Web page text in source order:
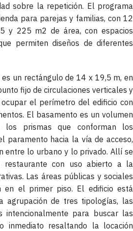
sobre la repetición. El programa
para parejas y familias, con 12
y 225 m2 de área, con espacios
permiten diseños de diferentes
un rectángulo de 14 x 19,5 m, en
fijo de circulaciones verticales y
el perímetro del edificio con
El basamento es un volumen
los prismas que conforman los
paramento hacia la vía de acceso,
entre lo urbano y lo privado. Allí se
restaurante con uso abierto a la
Las áreas públicas y sociales
en el primer piso. El edificio está
agrupación de tres tipologías, las
intencionalmente para buscar las
inmediato resaltando la locación